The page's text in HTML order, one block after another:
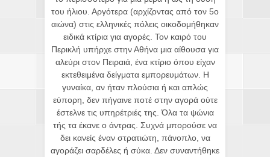
του ήλιου. Αργότερα (αρχίζοντας από τον 5ο
αιώνα) στις ελληνικές πόλεις οικοδομήθηκαν
ειδικά κτίρια για αγορές. Τον καιρό του
Περικλή υπήρχε στην Αθήνα μια αίθουσα για
αλεύρι στον Πειραιά, ένα κτίριο όπου είχαν
εκτεθειμένα δείγματα εμπορευμάτων. Η
γυναίκα, αν ήταν πλούσια ή και απλώς
εύπορη, δεν πήγαινε ποτέ στην αγορά ούτε
έστελνε τις υπηρέτριές της. Όλα τα ψώνια
τής τα έκανε ο άντρας. Συχνά μπορούσε να
δει κανείς έναν στρατιώτη, πάνοπλο, να
αγοράζει σαρδέλες ή σύκα. Δεν συναντήθηκε